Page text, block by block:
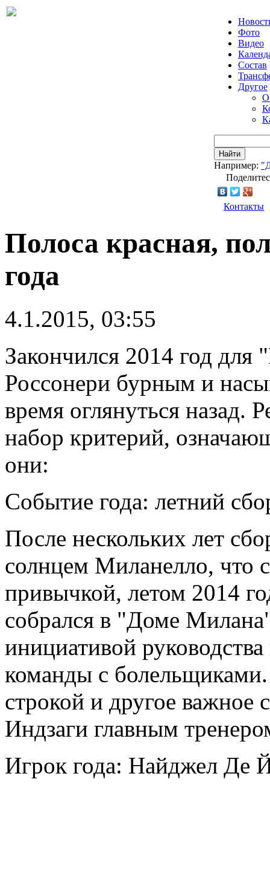
Фото
Видео
Состав
Другое
О
Найти
Например:
Контакты
Полоса красная,
года
4.1.2015, 03:55
Закончился 2014 год
Россонери бурным и
время оглянуться назад.
набор критерий,
они:
Событие года: летний
После нескольких лет
солнцем Миланелло, что
привычкой, летом 2014
собрался в "Доме
инициативой
команды с
строкой и другое важное
Индзаги главным
Игрок года: Найджел Де